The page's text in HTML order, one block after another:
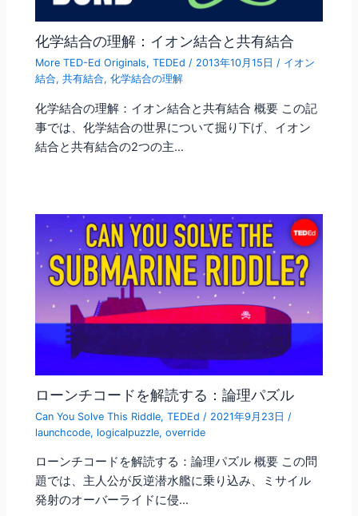
化学結合の理解：イオン結合と共有結合
More TED-Ed Originals,TEDEd / 2013年10月15日 / イオン
結合,共有結合,化学結合の理解
化学結合の理解：イオン結合と共有結合 概要 この記
事では、化学結合の世界について掘り下げ、イオン
結合と共有結合の2つの主…
ローンチコードを解読する：論理パズル
Can You Solve This Riddle,TEDEd / 2021年9月23日 /
launchcode, logicalpuzzle,override
ローンチコードを解読する：論理パズル 概要 この問
題では、主人公が反逆潜水艦に乗り込み、ミサイル
発射のオーバーライドに侵…